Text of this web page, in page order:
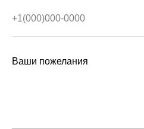
Ваши пожелания